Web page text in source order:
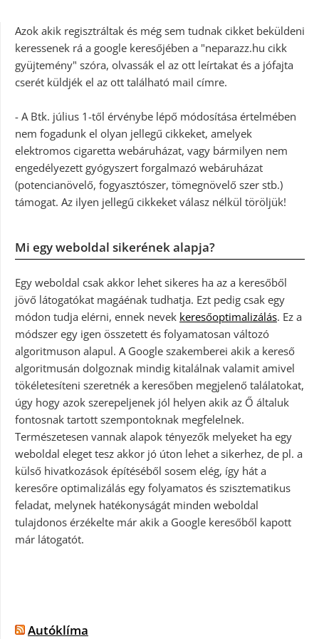
Azok akik regisztráltak és még sem tudnak cikket beküldeni
keressenek rá a google keresőjében a "neparazz.hu cikk
gyüjtemény" szóra, olvassák el az ott leírtakat és a jófajta
cserét küldjék el az ott található mail címre.
- A Btk. július 1-től érvénybe lépő módosítása értelmében
nem fogadunk el olyan jellegű cikkeket, amelyek
elektromos cigaretta webáruházat, vagy bármilyen nem
engedélyezett gyógyszert forgalmazó webáruházat
(potencianövelő, fogyasztószer, tömegnövelő szer stb.)
támogat. Az ilyen jellegű cikkeket válasz nélkül töröljük!
Mi egy weboldal sikerének alapja?
Egy weboldal csak akkor lehet sikeres ha az a keresőből
jövő látogatókat magáénak tudhatja. Ezt pedig csak egy
módon tudja elérni, ennek nevek keresőoptimalizálás. Ez a
módszer egy igen összetett és folyamatosan változó
algoritmuson alapul. A Google szakemberei akik a kereső
algoritmusán dolgoznak mindig kitalálnak valamit amivel
tökéletesíteni szeretnék a keresőben megjelenő találatokat,
úgy hogy azok szerepeljenek jól helyen akik az Ő általuk
fontosnak tartott szempontoknak megfelelnek.
Természetesen vannak alapok tényezők melyeket ha egy
weboldal eleget tesz akkor jó úton lehet a sikerhez, de pl. a
külső hivatkozások építéséből sosem elég, így hát a
keresőre optimalizálás egy folyamatos és szisztematikus
feladat, melynek hatékonyságát minden weboldal
tulajdonos érzékelte már akik a Google keresőből kapott
már látogatót.
Autóklíma